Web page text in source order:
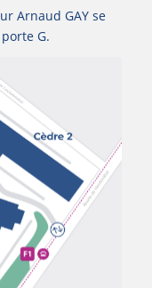
Arnaud GAY se
G.